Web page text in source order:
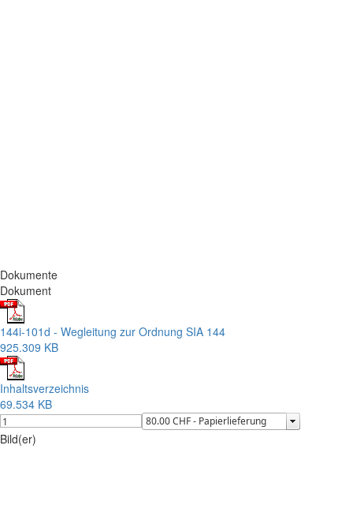
Dokumente
Dokument
144i-101d - Wegleitung zur Ordnung SIA 144
925.309 KB
Inhaltsverzeichnis
69.534 KB
Bild(er)